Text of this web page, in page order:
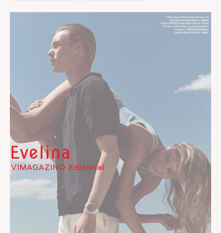
Evelina
VIMAGAZINO Editorial